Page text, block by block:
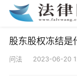
股东股权冻结是
问法 2023-06-20